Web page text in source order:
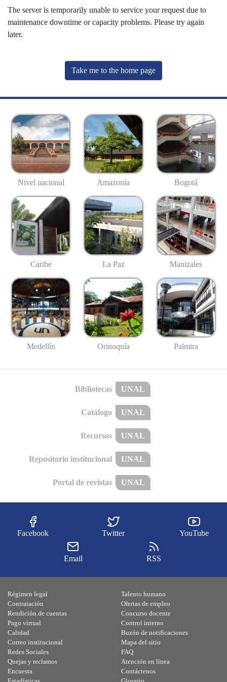
The server is temporarily unable to service your request due to
maintenance downtime or capacity problems. Please try again
later.
Take me to the home page
Nivel nacional Amazonía Bogotá
Caribe La Paz Manizales
Medellín Orinoquía Palmira
Bibliotecas UNAL
Catálogo UNAL
Recursos UNAL
Repositorio institucional UNAL
Portal de revistas UNAL
Facebook Twitter YouTube
Email RSS
Régimen legal
Contratación
Rendición de cuentas
Pago virtual
Calidad
Talento humano
Ofertas de empleo
Concurso docente
Control interno
Buzón de notificaciones
Correo institucional
Redes Sociales
Quejas y reclamos
Encuesta
Mapa del sitio
FAQ
Atención en línea
Contáctenos